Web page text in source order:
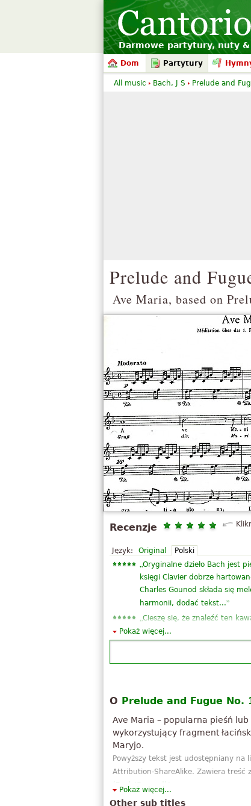
Darmowe partytury, nuty
Dom Partytury
Prelude and
Ave Maria, based on
Recenzje
Język: Original Polski
„Oryginalne dzieło Bach jest
księgi Clavier dobrze
Charles Gounod składa się
harmonii, dodać tekst...”
„Cieszę się, że znaleźć ten
Jednak staram się jak mogę,
górny klepka jest
„Witam Drodzy personelu,
BWV 147 w instrumentacji
stan pieniężnej jest niski i
bardzo przydatne. ...
Dzięki pod kątem dzielenie
ludziom, którzy tak jak ja,
Pokaż więcej...
O Prelude and Fugue No.
Ave Maria – popularna pieśń
wykorzystujący fragment
Maryjo.
Powyższy tekst jest udostępniany na
Attribution-ShareAlike. Zawiera treść
(Bach/Gounod)
Pokaż więcej...
Other sub titles
All music Bach, J S Prelude and